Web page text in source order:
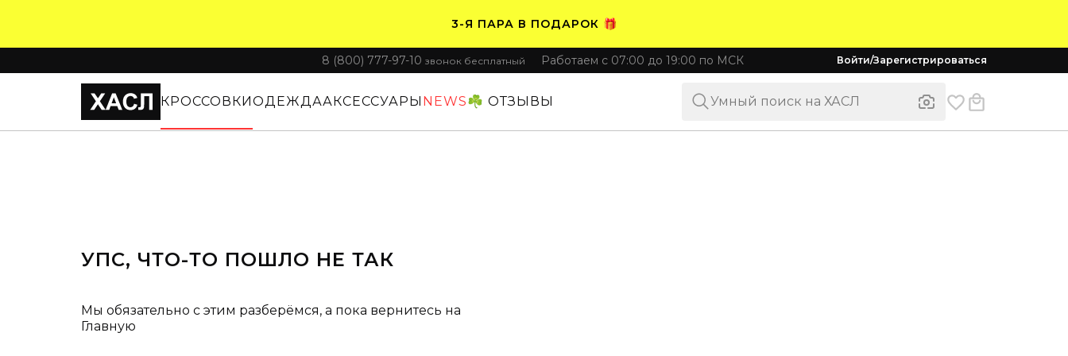
3-Я ПАРА В ПОДАРОК 🎁
ПЛАТИТЕ ЧАСТЯМИ. НОСИТЕ СРАЗУ 🛒
8 (800) 777-97-10 звонок бесплатный Работаем с 07:00 до 19:00 по МСК Войти/Зарегистрироваться
КРОССОВКИОДЕЖДААКСЕССУАРЫ NEWS☘️ ОТЗЫВЫ
УПС, ЧТО-ТО ПОШЛО НЕ ТАК
Мы обязательно с этим разберёмся, а пока вернитесь на
Главную